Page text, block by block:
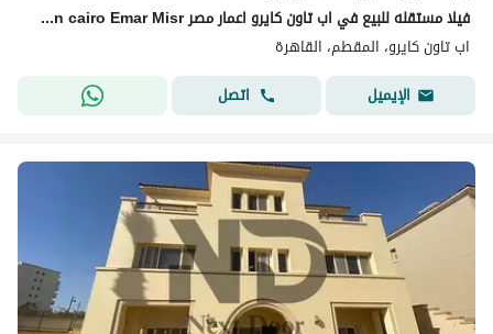
فيلا مستقله للبيع في اب تاون كايرو اعمار مصر Uptown cairo Emar Misr متشطبه بالكامل علي الجولف
اب تاون كايرو، المقطم، القاهرة
الإيميل
اتصل